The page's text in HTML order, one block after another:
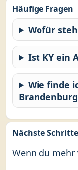
Häufige Fragen
Wofür
Ist KY ein
Wie finde
Nächste Schritte
Wenn du